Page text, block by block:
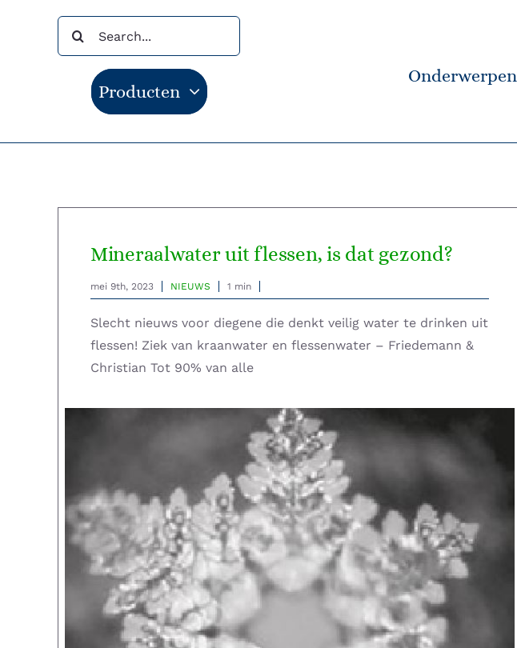
naar:
Producten
Onderwerpen
Mineraalwater uit flessen, is dat gezond?
mei 9th, 2023 NIEUWS 1 min
Slecht nieuws voor diegene die denkt veilig water te drinken uit
flessen! Ziek van kraanwater en flessenwater – Friedemann &
Christian Tot 90% van alle